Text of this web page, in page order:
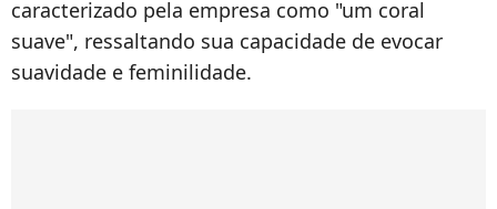
caracterizado pela empresa como "um coral
suave", ressaltando sua capacidade de evocar
suavidade e feminilidade.